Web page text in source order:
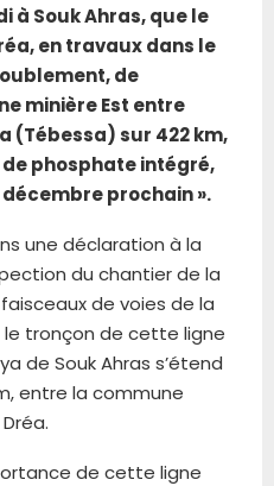
à Souk Ahras, que le
en travaux dans le
de
minière Est entre
(Tébessa) sur 422 km,
phosphate intégré,
prochain ».
une déclaration à la
du chantier de la
de voies de la
le tronçon de cette ligne
de Souk Ahras s’étend
entre la commune
de cette ligne